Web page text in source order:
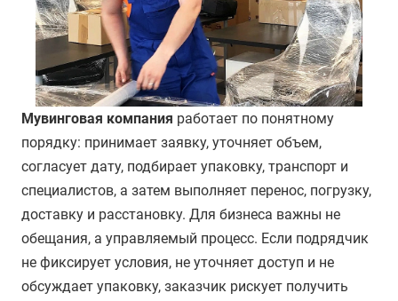
Мувинговая компания работает по понятному
порядку: принимает заявку, уточняет объем,
согласует дату, подбирает упаковку, транспорт и
специалистов, а затем выполняет перенос, погрузку,
доставку и расстановку. Для бизнеса важны не
обещания, а управляемый процесс. Если подрядчик
не фиксирует условия, не уточняет доступ и не
обсуждает упаковку, заказчик рискует получить